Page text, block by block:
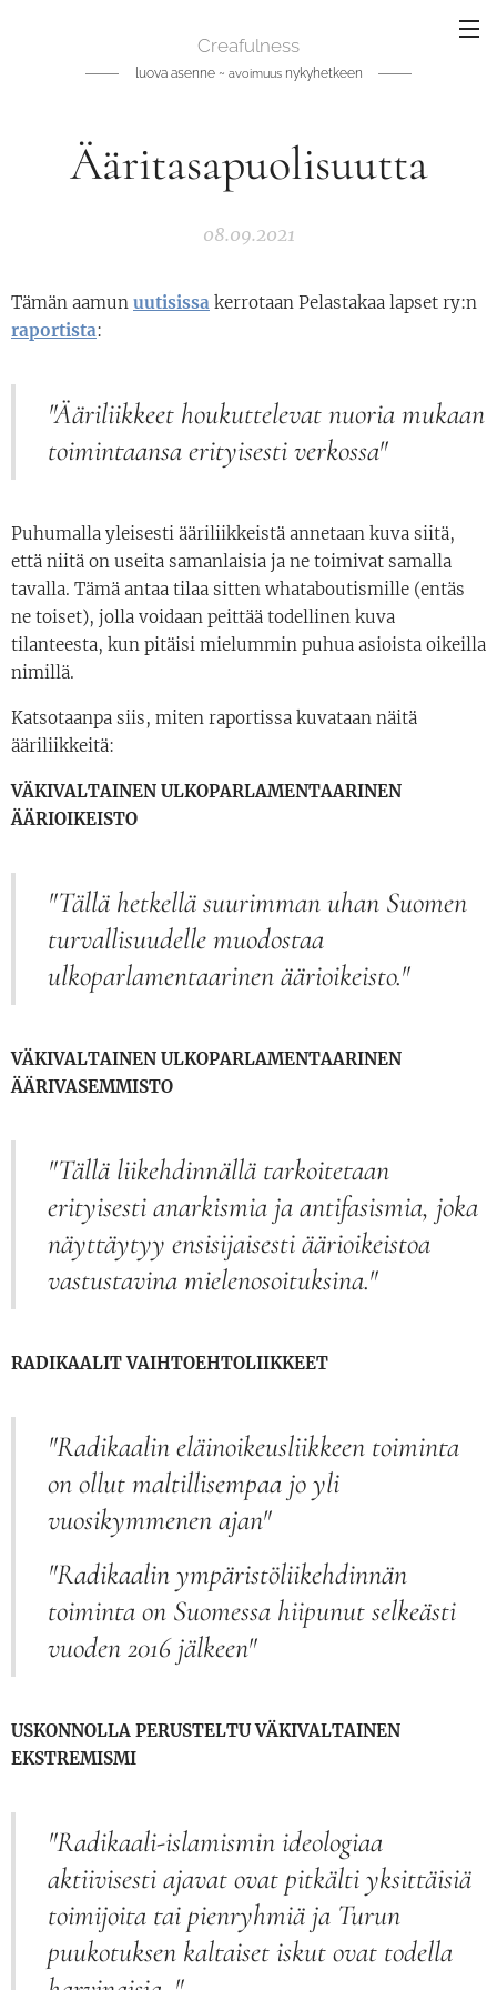
Creafulness
luova asenne ~ avoimuusnykyhetkeen
Ääritasapuolisuutta
08.09.2021
Tämän aamun uutisissa kerrotaan Pelastakaa lapset ry:n
raportista:
"Ääriliikkeet houkuttelevat nuoria mukaan
toimintaansa erityisesti verkossa"
Puhumalla yleisesti ääriliikkeistä annetaan kuva siitä,
että niitä on useita samanlaisia ja ne toimivat samalla
tavalla. Tämä antaa tilaa sitten whataboutismille (entäs
ne toiset), jolla voidaan peittää todellinen kuva
tilanteesta, kun pitäisi mielummin puhua asioista oikeilla
nimillä.
Katsotaanpa siis, miten raportissa kuvataan näitä
ääriliikkeitä:
VÄKIVALTAINEN ULKOPARLAMENTAARINEN
ÄÄRIOIKEISTO
"Tällä hetkellä suurimman uhan Suomen
turvallisuudelle muodostaa
ulkoparlamentaarinen äärioikeisto."
VÄKIVALTAINEN ULKOPARLAMENTAARINEN
ÄÄRIVASEMMISTO
"Tällä liikehdinnällä tarkoitetaan
erityisesti anarkismia ja antifasismia, joka
näyttäytyy ensisijaisesti äärioikeistoa
vastustavina mielenosoituksina."
RADIKAALIT VAIHTOEHTOLIIKKEET
"Radikaalin eläinoikeusliikkeen toiminta
on ollut maltillisempaa jo yli
vuosikymmenen ajan"
"Radikaalin ympäristöliikehdinnän
toiminta on Suomessa hiipunut selkeästi
vuoden 2016 jälkeen"
USKONNOLLA PERUSTELTU VÄKIVALTAINEN
EKSTREMISMI
"Radikaali-islamismin ideologiaa
aktiivisesti ajavat ovat pitkälti yksittäisiä
toimijoita tai pienryhmiä ja Turun
puukotuksen kaltaiset iskut ovat todella